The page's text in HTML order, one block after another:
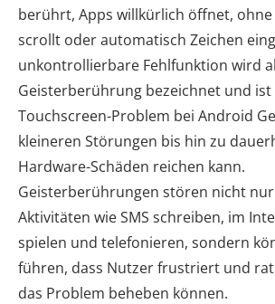
berührt, Apps willkürlich öffnet,
scrollt oder automatisch Zeichen
unkontrollierbare Fehlfunktion wird
Geisterberührung bezeichnet und ist
Touchscreen-Problem bei Android
kleineren Störungen bis hin zu
Hardware-Schäden reichen kann.
Geisterberührungen stören nicht
Aktivitäten wie SMS schreiben, im
spielen und telefonieren, sondern
führen, dass Nutzer frustriert und
das Problem beheben können.